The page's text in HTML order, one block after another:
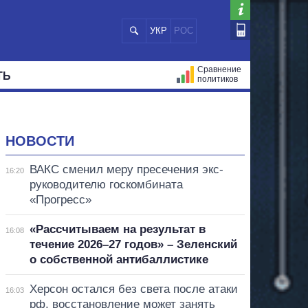
УКР РОС
Сравнение
политиков
НОВОСТИ
16:20
ВАКС сменил меру пресечения экс-
руководителю госкомбината
«Прогресс»
16:08
«Рассчитываем на результат в
течение 2026–27 годов» – Зеленский
о собственной антибаллистике
16:03
Херсон остался без света после атаки
рф, восстановление может занять